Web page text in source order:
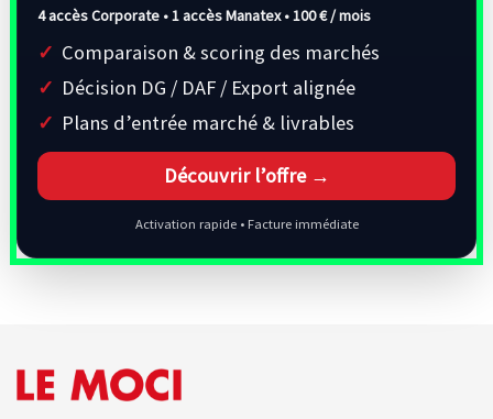
4 accès Corporate • 1 accès Manatex •100 € / mois
Comparaison & scoring des marchés
Décision DG / DAF / Export alignée
Plans d’entrée marché & livrables
Découvrir l’offre →
Activation rapide • Facture immédiate